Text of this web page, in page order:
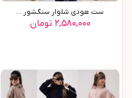
ست هودي شلوار سنگشور ...
۲,۵۸۰,۰۰۰ تومان